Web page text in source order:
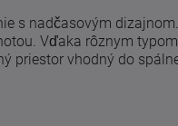
s nadčasovým
Vďaka rôznym
priestor vhodný do